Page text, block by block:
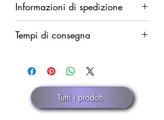
14 giorni dalla ricezione della merce.
Rimborso completo in caso di difetti.
Rimborso parziale (del solo costo della
merce al netto delle spese di
discrezionale.
Informazioni di spedizione
integrale in caso di smarrimento.
dello spedizioniere o dopo 30 giorni
Tempi di consegna
Tutti i prodotti